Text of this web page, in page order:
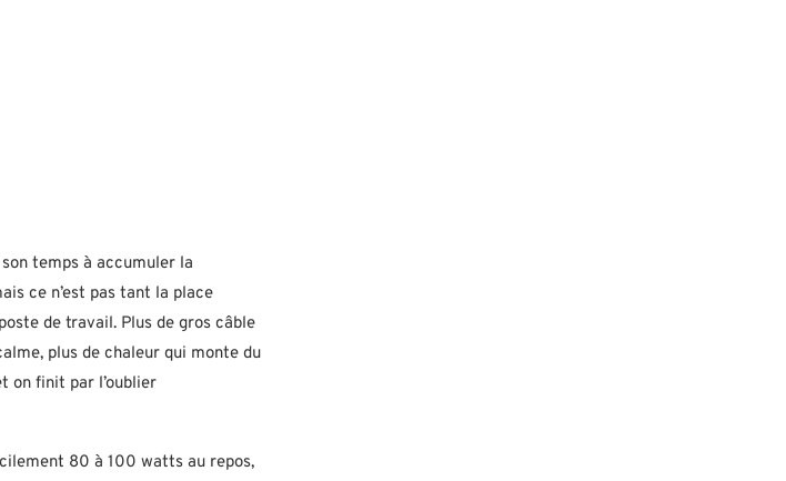
temps à accumuler la
ce n’est pas tant la place
de travail. Plus de gros câble
plus de chaleur qui monte du
on finit par l’oublier
80 à 100 watts au repos,